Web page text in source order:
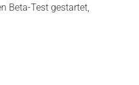
Beta-Test gestartet,